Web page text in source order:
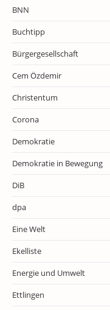
BNN
Buchtipp
Bürgergesellschaft
Cem Özdemir
Christentum
Corona
Demokratie
Demokratie in Bewegung
DiB
dpa
Eine Welt
Ekelliste
Energie und Umwelt
Ettlingen